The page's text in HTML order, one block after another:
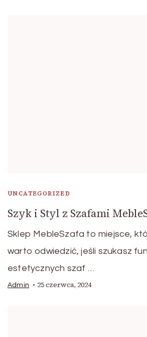
UNCATEGORIZED
Szyk i Styl z Szafami
Sklep MebleSzafa to miejsce,
warto odwiedzić, jeśli szukasz
estetycznych szaf …
Admin 25 czerwca, 2024